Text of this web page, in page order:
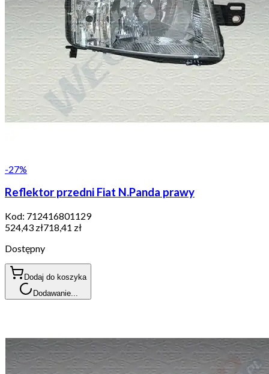
-27%
Reflektor przedni Fiat N.Panda prawy
Kod: 712416801129
524,43 zł718,41 zł
Dostępny
Dodaj do koszyka
Dodawanie...